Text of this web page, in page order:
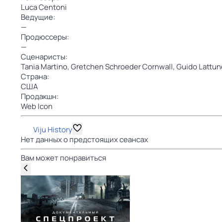
Luca Centoni
Ведущие:
—
Продюссеры:
—
Сценаристы:
Tania Martino,Gretchen Schroeder Cornwall,Guido
Страна:
США
Продакшн:
Web Icon
Viju History
Нет данных о предстоящих сеансах
Вам может понравиться